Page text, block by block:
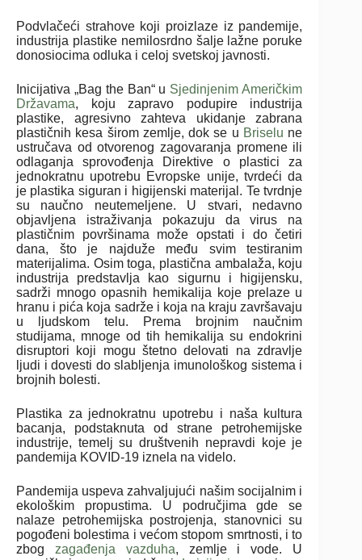
Podvlačeći strahove koji proizlaze iz pandemije,
industrija plastike nemilosrdno šalje lažne poruke
donosiocima odluka i celoj svetskoj javnosti.
Inicijativa „Bag the Ban“ u Sjedinjenim Američkim
Državama, koju zapravo podupire industrija
plastike, agresivno zahteva ukidanje zabrana
plastičnih kesa širom zemlje, dok se u Briselu ne
ustručava od otvorenog zagovaranja promene ili
odlaganja sprovođenja Direktive o plastici za
jednokratnu upotrebu Evropske unije, tvrdeći da
je plastika siguran i higijenski materijal. Te tvrdnje
su naučno neutemeljene. U stvari, nedavno
objavljena istraživanja pokazuju da virus na
plastičnim površinama može opstati i do četiri
dana, što je najduže među svim testiranim
materijalima. Osim toga, plastična ambalaža, koju
industrija predstavlja kao sigurnu i higijensku,
sadrži mnogo opasnih hemikalija koje prelaze u
hranu i pića koja sadrže i koja na kraju završavaju
u ljudskom telu. Prema brojnim naučnim
studijama, mnoge od tih hemikalija su endokrini
disruptori koji mogu štetno delovati na zdravlje
ljudi i dovesti do slabljenja imunološkog sistema i
brojnih bolesti.
Plastika za jednokratnu upotrebu i naša kultura
bacanja, podstaknuta od strane petrohemijske
industrije, temelj su društvenih nepravdi koje je
pandemija KOVID-19 iznela na videlo.
Pandemija uspeva zahvaljujući našim socijalnim i
ekološkim propustima. U područjima gde se
nalaze petrohemijska postrojenja, stanovnici su
pogođeni bolestima i većom stopom smrtnosti, i to
zbog zagađenja vazduha, zemlje i vode. U